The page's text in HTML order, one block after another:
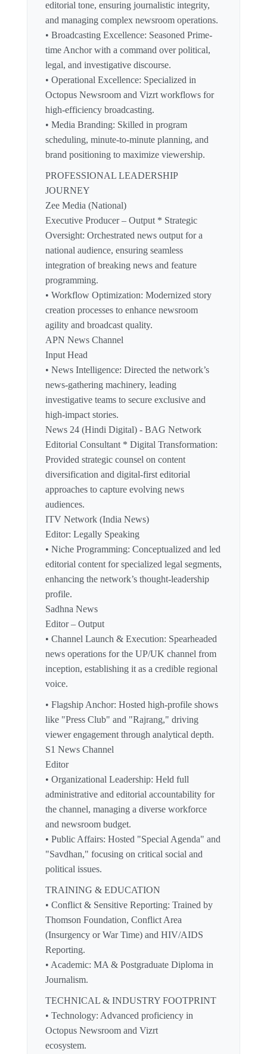
editorial tone, ensuring journalistic integrity,
and managing complex newsroom operations.
• Broadcasting Excellence: Seasoned Prime-
time Anchor with a command over political,
legal, and investigative discourse.
• Operational Excellence: Specialized in
Octopus Newsroom and Vizrt workflows for
high-efficiency broadcasting.
• Media Branding: Skilled in program
scheduling, minute-to-minute planning, and
brand positioning to maximize viewership.
PROFESSIONAL LEADERSHIP
JOURNEY
Zee Media (National)
Executive Producer – Output * Strategic
Oversight: Orchestrated news output for a
national audience, ensuring seamless
integration of breaking news and feature
programming.
• Workflow Optimization: Modernized story
creation processes to enhance newsroom
agility and broadcast quality.
APN News Channel
Input Head
• News Intelligence: Directed the network’s
news-gathering machinery, leading
investigative teams to secure exclusive and
high-impact stories.
News 24 (Hindi Digital) - BAG Network
Editorial Consultant * Digital Transformation:
Provided strategic counsel on content
diversification and digital-first editorial
approaches to capture evolving news
audiences.
ITV Network (India News)
Editor: Legally Speaking
• Niche Programming: Conceptualized and led
editorial content for specialized legal segments,
enhancing the network’s thought-leadership
profile.
Sadhna News
Editor – Output
• Channel Launch & Execution: Spearheaded
news operations for the UP/UK channel from
inception, establishing it as a credible regional
voice.
• Flagship Anchor: Hosted high-profile shows
like "Press Club" and "Rajrang," driving
viewer engagement through analytical depth.
S1 News Channel
Editor
• Organizational Leadership: Held full
administrative and editorial accountability for
the channel, managing a diverse workforce
and newsroom budget.
• Public Affairs: Hosted "Special Agenda" and
"Savdhan," focusing on critical social and
political issues.
TRAINING & EDUCATION
• Conflict & Sensitive Reporting: Trained by
Thomson Foundation, Conflict Area
(Insurgency or War Time) and HIV/AIDS
Reporting.
• Academic: MA & Postgraduate Diploma in
Journalism.
TECHNICAL & INDUSTRY FOOTPRINT
• Technology: Advanced proficiency in
Octopus Newsroom and Vizrt
ecosystem.